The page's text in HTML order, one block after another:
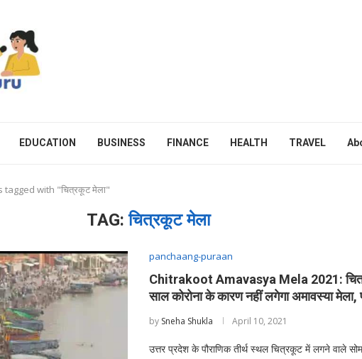
EDUCATION BUSINESS FINANCE HEALTH TRAVEL
tagged with "चित्रकूट मेला"
TAG:चित्रकूट मेला
panchaang-puraan
Chitrakoot Amavasya Mela 2021:
साल कोरोना के कारण नहीं लगेगा अमावस्या
by Sneha Shukla April 10, 2021
उत्तर प्रदेश के पौराणिक तीर्थ स्थल चित्रकूट में लगने वाले